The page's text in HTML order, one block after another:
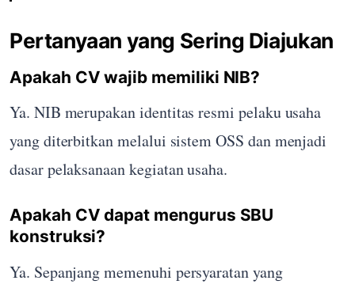
Pertanyaan yang Sering Diajukan
Apakah CV wajib memiliki NIB?
Ya. NIB merupakan identitas resmi pelaku usaha
yang diterbitkan melalui sistem OSS dan menjadi
dasar pelaksanaan kegiatan usaha.
Apakah CV dapat mengurus SBU
konstruksi?
Ya. Sepanjang memenuhi persyaratan yang